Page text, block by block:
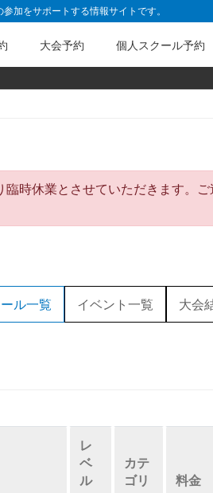
加をサポートする情報サイトです。
大会予約 個人スクール予約
時休業とさせていただきます。
ル一覧 イベント一覧 大会
レ
ベ
ル
カテ
ゴリ
料金